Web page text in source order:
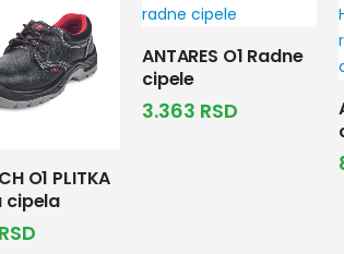
O1 PLITKA
cipela
RSD
ANTARES O1 Radne
cipele
3.363 RSD